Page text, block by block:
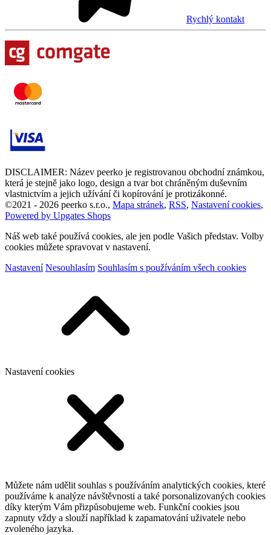
Rychlý kontakt
DISCLAIMER: Název peerko je registrovanou obchodní známkou,
která je stejně jako logo, design a tvar bot chráněným duševním
vlastnictvím a jejich užívání či kopírování je protizákonné.
©2021 - 2026 peerko s.r.o., Mapa stránek, RSS, Nastavení cookies,
Powered by Upgates Shops
Náš web také používá cookies, ale jen podle Vašich představ. Volby
cookies můžete spravovat v nastavení.
Nastavení Nesouhlasím Souhlasím s používáním všech cookies
Nastavení cookies
Můžete nám udělit souhlas s používáním analytických cookies, které
používáme k analýze návštěvnosti a také porsonalizovaných cookies
díky kterým Vám přizpůsobujeme web. Funkční cookies jsou
zapnuty vždy a slouží například k zapamatování uživatele nebo
zvoleného jazyka.